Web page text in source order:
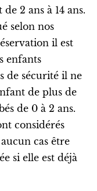
2 ans à 14 ans.
selon nos
il est
enfants
de sécurité il ne
de plus de
de 0 à 2 ans.
considérés
cas être
si elle est déjà